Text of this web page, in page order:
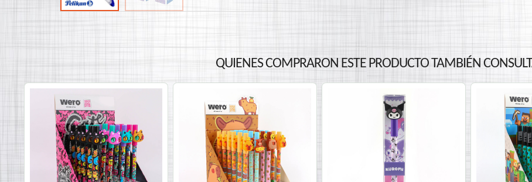
QUIENES COMPRARON ESTE PRODUCTO TAMBIÉN